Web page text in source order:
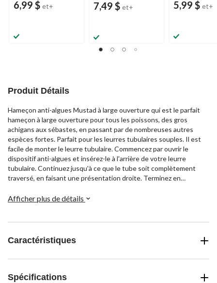
6,99 $ et+ 7,49 $ et+ 5,99 $ et+
Produit Détails
Hameçon anti-algues Mustad à large ouverture qui est le parfait
hameçon à large ouverture pour tous les poissons, des gros
achigans aux sébastes, en passant par de nombreuses autres
espèces fortes. Parfait pour les leurres tubulaires souples. Il est
facile de monter le leurre tubulaire. Commencez par ouvrir le
dispositif anti-algues et insérez-le à l'arrière de votre leurre
tubulaire. Continuez jusqu'à ce que le tube soit complètement
traversé, en faisant une présentation droite. Terminez en
sur l'ardillon. Présente un fini nickel noir.
Afficher plus de détails
Caractéristiques
Spécifications